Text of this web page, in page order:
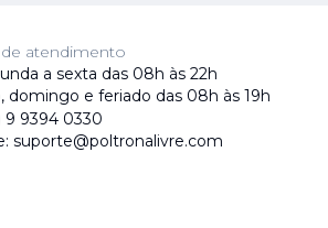
de atendimento
a sexta das 08h às 22h
domingo e feriado das 08h às 19h
9 9394 0330
suporte@poltronalivre.com